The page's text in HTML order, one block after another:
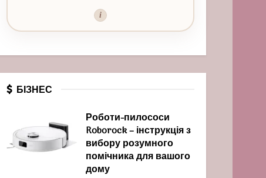
i
БІЗНЕС
Роботи-пилососи
Roborock – інструкція з
вибору розумного
помічника для вашого
дому